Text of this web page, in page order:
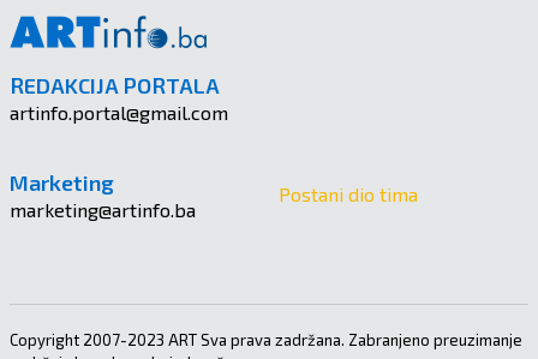
REDAKCIJA PORTALA
artinfo.portal@gmail.com
Marketing
marketing@artinfo.ba
Postani dio tima
Copyright 2007-2023 ART Sva prava zadržana. Zabranjeno preuzimanje